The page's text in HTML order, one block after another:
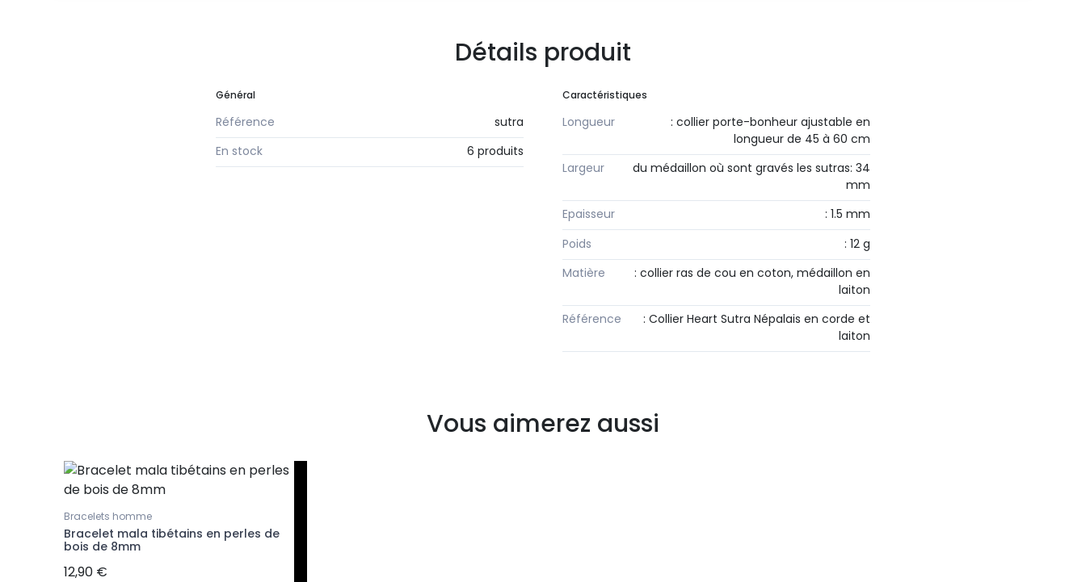
Détails produit
Général
Référence
sutra
En stock
6 produits
Caractéristiques
Longueur
: collier porte-bonheur ajustable en
longueur de 45 à 60 cm
Largeur
du médaillon où sont gravés les sutras: 34
mm
Epaisseur
: 1.5 mm
Poids
: 12 g
Matière
: collier ras de cou en coton, médaillon en
laiton
Référence
: Collier Heart Sutra Népalais en corde et
laiton
Vous aimerez aussi
Bracelets homme
Bracelet mala tibétains en perles de
bois de 8mm
12,90 €